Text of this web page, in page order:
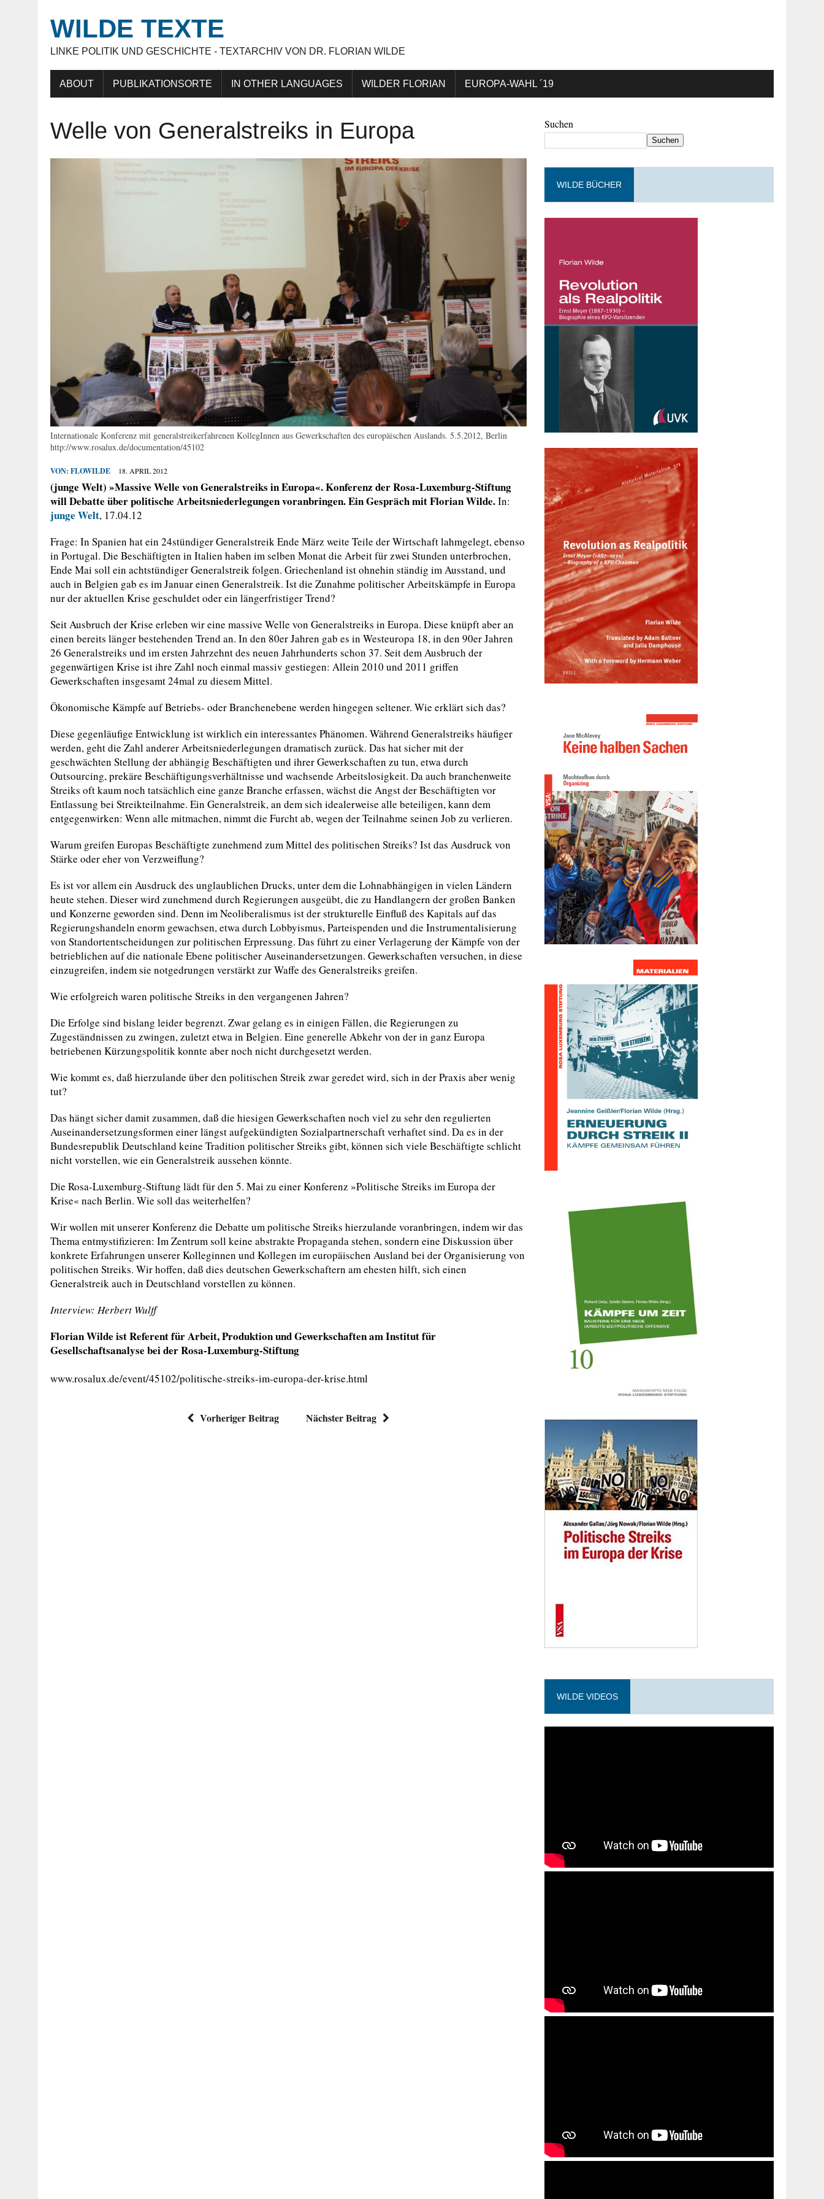
WILDE TEXTE
LINKE POLITIK UND GESCHICHTE - TEXTARCHIV VON DR. FLORIAN WILDE
ABOUT PUBLIKATIONSORTE IN OTHER LANGUAGES WILDER FLORIAN EUROPA-WAHL ´19
Welle von Generalstreiks in Europa
Internationale Konferenz mit generalstreikerfahrenen KollegInnen aus Gewerkschaften des europäischen Auslands. 5.5.2012, Berlin
http://www.rosalux.de/documentation/45102
VON: FLOWILDE 18. APRIL 2012
(junge Welt) »Massive Welle von Generalstreiks in Europa«. Konferenz der Rosa-Luxemburg-Stiftung
will Debatte über politische Arbeitsniederlegungen voranbringen. Ein Gespräch mit Florian Wilde.In:
junge Welt, 17.04.12
Frage: In Spanien hat ein 24stündiger Generalstreik Ende März weite Teile der Wirtschaft lahmgelegt, ebenso
in Portugal. Die Beschäftigten in Italien haben im selben Monat die Arbeit für zwei Stunden unterbrochen,
Ende Mai soll ein achtstündiger Generalstreik folgen. Griechenland ist ohnehin ständig im Ausstand, und
auch in Belgien gab es im Januar einen Generalstreik. Ist die Zunahme politischer Arbeitskämpfe in Europa
nur der aktuellen Krise geschuldet oder ein längerfristiger Trend?
Seit Ausbruch der Krise erleben wir eine massive Welle von Generalstreiks in Europa. Diese knüpft aber an
einen bereits länger bestehenden Trend an. In den 80er Jahren gab es in Westeuropa 18, in den 90er Jahren
26 Generalstreiks und im ersten Jahrzehnt des neuen Jahrhunderts schon 37. Seit dem Ausbruch der
gegenwärtigen Krise ist ihre Zahl noch einmal massiv gestiegen: Allein 2010 und 2011 griffen
Gewerkschaften insgesamt 24mal zu diesem Mittel.
Ökonomische Kämpfe auf Betriebs- oder Branchenebene werden hingegen seltener. Wie erklärt sich das?
Diese gegenläufige Entwicklung ist wirklich ein interessantes Phänomen. Während Generalstreiks häufiger
werden, geht die Zahl anderer Arbeitsniederlegungen dramatisch zurück. Das hat sicher mit der
geschwächten Stellung der abhängig Beschäftigten und ihrer Gewerkschaften zu tun, etwa durch
Outsourcing, prekäre Beschäftigungsverhältnisse und wachsende Arbeitslosigkeit. Da auch branchenweite
Streiks oft kaum noch tatsächlich eine ganze Branche erfassen, wächst die Angst der Beschäftigten vor
Entlassung bei Streikteilnahme. Ein Generalstreik, an dem sich idealerweise alle beteiligen, kann dem
entgegenwirken: Wenn alle mitmachen, nimmt die Furcht ab, wegen der Teilnahme seinen Job zu verlieren.
Warum greifen Europas Beschäftigte zunehmend zum Mittel des politischen Streiks? Ist das Ausdruck von
Stärke oder eher von Verzweiflung?
Es ist vor allem ein Ausdruck des unglaublichen Drucks, unter dem die Lohnabhängigen in vielen Ländern
heute stehen. Dieser wird zunehmend durch Regierungen ausgeübt, die zu Handlangern der großen Banken
und Konzerne geworden sind. Denn im Neoliberalismus ist der strukturelle Einfluß des Kapitals auf das
Regierungshandeln enorm gewachsen, etwa durch Lobbyismus, Parteispenden und die Instrumentalisierung
von Standortentscheidungen zur politischen Erpressung. Das führt zu einer Verlagerung der Kämpfe von der
betrieblichen auf die nationale Ebene politischer Auseinandersetzungen. Gewerkschaften versuchen, in diese
einzugreifen, indem sie notgedrungen verstärkt zur Waffe des Generalstreiks greifen.
Wie erfolgreich waren politische Streiks in den vergangenen Jahren?
Die Erfolge sind bislang leider begrenzt. Zwar gelang es in einigen Fällen, die Regierungen zu
Zugeständnissen zu zwingen, zuletzt etwa in Belgien. Eine generelle Abkehr von der in ganz Europa
betriebenen Kürzungspolitik konnte aber noch nicht durchgesetzt werden.
Wie kommt es, daß hierzulande über den politischen Streik zwar geredet wird, sich in der Praxis aber wenig
tut?
Das hängt sicher damit zusammen, daß die hiesigen Gewerkschaften noch viel zu sehr den regulierten
Auseinandersetzungsformen einer längst aufgekündigten Sozialpartnerschaft verhaftet sind. Da es in der
Bundesrepublik Deutschland keine Tradition politischer Streiks gibt, können sich viele Beschäftigte schlicht
nicht vorstellen, wie ein Generalstreik aussehen könnte.
Die Rosa-Luxemburg-Stiftung lädt für den 5. Mai zu einer Konferenz »Politische Streiks im Europa der
Krise« nach Berlin. Wie soll das weiterhelfen?
Wir wollen mit unserer Konferenz die Debatte um politische Streiks hierzulande voranbringen, indem wir das
Thema entmystifizieren: Im Zentrum soll keine abstrakte Propaganda stehen, sondern eine Diskussion über
konkrete Erfahrungen unserer Kolleginnen und Kollegen im europäischen Ausland bei der Organisierung von
politischen Streiks. Wir hoffen, daß dies deutschen Gewerkschaftern am ehesten hilft, sich einen
Generalstreik auch in Deutschland vorstellen zu können.
Interview: Herbert Wulff
Florian Wilde ist Referent für Arbeit, Produktion und Gewerkschaften am Institut für
Gesellschaftsanalyse bei der Rosa-Luxemburg-Stiftung
www.rosalux.de/event/45102/politische-streiks-im-europa-der-krise.html
Vorheriger Beitrag Nächster Beitrag
Suchen
Suchen
WILDE BÜCHER
WILDE VIDEOS